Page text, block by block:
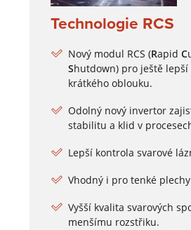
Technologie RCS
Nový modul RCS (RapidC
Shutdown) pro ještě
krátkého oblouku.
Odolný nový invertor
stabilitu a klid v
Lepší kontrola svarové
Vhodný i pro tenké
Vyšší kvalita svarových
menšímu rozstřiku.